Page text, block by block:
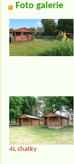
Foto galerie
4L chatky